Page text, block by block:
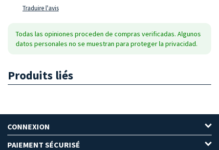
Traduire l'avis
Todas las opiniones proceden de compras verificadas. Algunos
datos personales no se muestran para proteger la privacidad.
Produits liés
CONNEXION
PAIEMENT SÉCURISÉ